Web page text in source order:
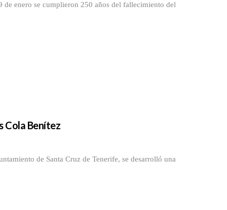
se cumplieron 250 años del fallecimiento del
Cola Benítez
de Santa Cruz de Tenerife, se desarrolló una